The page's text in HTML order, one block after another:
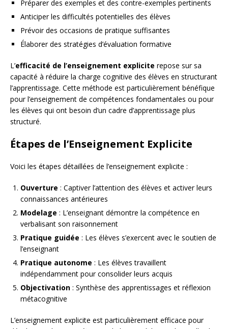
Préparer des exemples et des contre-exemples pertinents
Anticiper les difficultés potentielles des élèves
Prévoir des occasions de pratique suffisantes
Élaborer des stratégies d’évaluation formative
L’efficacité de l’enseignement explicite repose sur sa
capacité à réduire la charge cognitive des élèves en structurant
l’apprentissage. Cette méthode est particulièrement bénéfique
pour l’enseignement de compétences fondamentales ou pour
les élèves qui ont besoin d’un cadre d’apprentissage plus
structuré.
Étapes de l’Enseignement Explicite
Voici les étapes détaillées de l’enseignement explicite :
Ouverture : Captiver l’attention des élèves et activer leurs
connaissances antérieures
Modelage : L’enseignant démontre la compétence en
verbalisant son raisonnement
Pratique guidée : Les élèves s’exercent avec le soutien de
l’enseignant
Pratique autonome : Les élèves travaillent
indépendamment pour consolider leurs acquis
Objectivation : Synthèse des apprentissages et réflexion
métacognitive
L’enseignement explicite est particulièrement efficace pour